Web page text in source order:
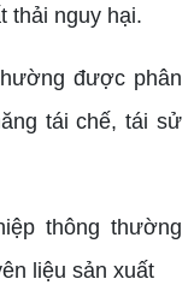
thải nguy hại.
được phân
tái chế, tái sử
thông thường
liệu sản xuất